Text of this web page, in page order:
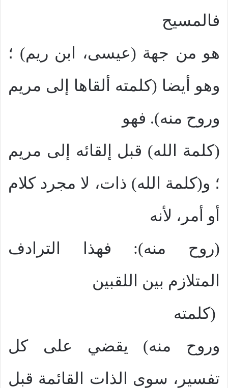
فالمسيح
هو من جهة (عيسى، ابن ريم) ؛
وهو أيضا (كلمته ألقاها إلى مريم
وروح منه). فهو
(كلمة الله) قبل إلقائه إلى مريم
؛ و(كلمة الله) ذات، لا مجرد كلام
أو أمر، لأنه
(روح منه): فهذا الترادف
المتلازم بين اللقبين
(كلمته
وروح منه) يقضي على كل
تفسير، سوى الذات القائمة قبل